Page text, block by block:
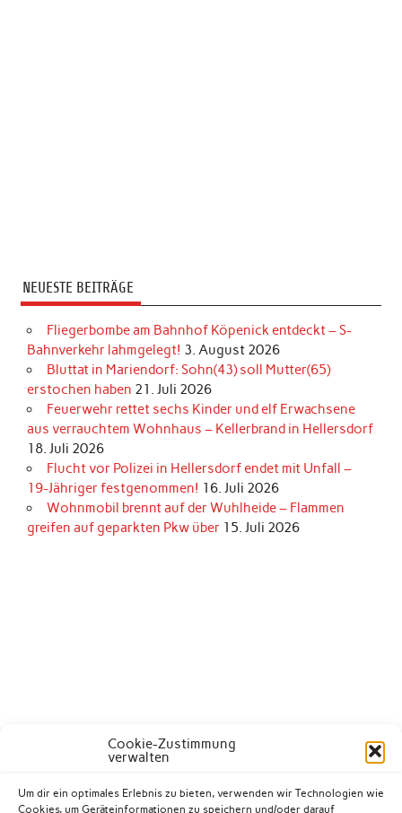
Cookie-Zustimmung
verwalten
Um dir ein optimales Erlebnis zu bieten, verwenden wir Technologien wie
Cookies, um Geräteinformationen zu speichern und/oder darauf
NEUESTE BEITRÄGE
Fliegerbombe am Bahnhof Köpenick entdeckt – S-
Bahnverkehr lahmgelegt! 3. August 2026
Bluttat in Mariendorf: Sohn(43) soll Mutter(65)
erstochen haben 21. Juli 2026
Feuerwehr rettet sechs Kinder und elf Erwachsene
aus verrauchtem Wohnhaus – Kellerbrand in Hellersdorf
18. Juli 2026
Flucht vor Polizei in Hellersdorf endet mit Unfall –
19-Jähriger festgenommen! 16. Juli 2026
Wohnmobil brennt auf der Wuhlheide – Flammen
greifen auf geparkten Pkw über 15. Juli 2026